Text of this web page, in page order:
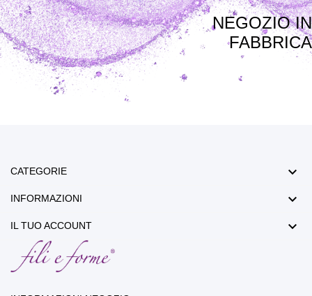
NEGOZIO IN
FABBRICA
CATEGORIE 
INFORMAZIONI 
IL TUO ACCOUNT 